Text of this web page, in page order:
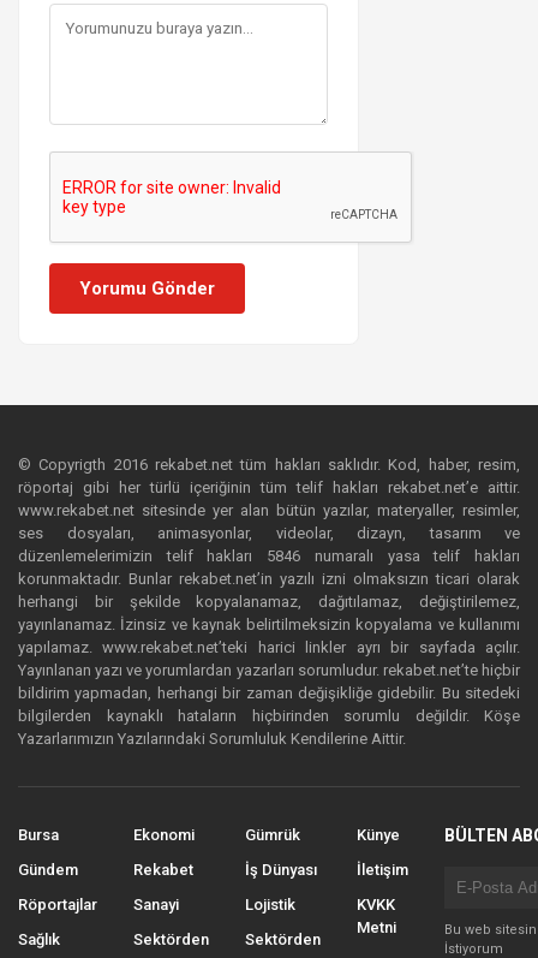
Yorumu Gönder
© Copyrigth 2016 rekabet.net tüm hakları saklıdır. Kod, haber, resim,
röportaj gibi her türlü içeriğinin tüm telif hakları rekabet.net’e aittir.
www.rekabet.net sitesinde yer alan bütün yazılar, materyaller, resimler,
ses dosyaları, animasyonlar, videolar, dizayn, tasarım ve
düzenlemelerimizin telif hakları 5846 numaralı yasa telif hakları
korunmaktadır. Bunlar rekabet.net’in yazılı izni olmaksızın ticari olarak
herhangi bir şekilde kopyalanamaz, dağıtılamaz, değiştirilemez,
yayınlanamaz. İzinsiz ve kaynak belirtilmeksizin kopyalama ve kullanımı
yapılamaz. www.rekabet.net’teki harici linkler ayrı bir sayfada açılır.
Yayınlanan yazı ve yorumlardan yazarları sorumludur. rekabet.net’te hiçbir
bildirim yapmadan, herhangi bir zaman değişikliğe gidebilir. Bu sitedeki
bilgilerden kaynaklı hataların hiçbirinden sorumlu değildir. Köşe
Yazarlarımızın Yazılarındaki Sorumluluk Kendilerine Aittir.
Bursa
Gündem
Röportajlar
Sağlık
Ekonomi
Rekabet
Sanayi
Sektörden
Gümrük
İş Dünyası
Lojistik
Sektörden
Künye
İletişim
KVKK
Metni
BÜLTEN
Bu web
İstiyorum